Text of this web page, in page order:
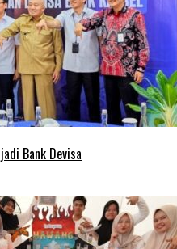
Bank Devisa